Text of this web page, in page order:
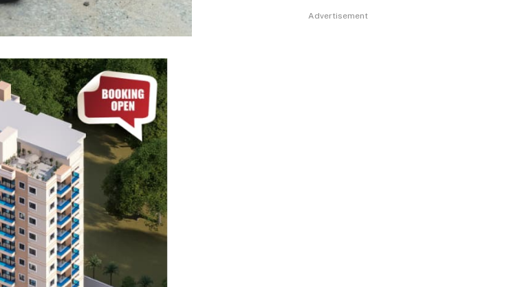
Advertisement